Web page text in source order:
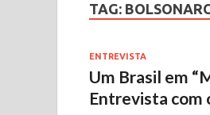
TAG:
ENTREVISTA
Um Brasil em
Entrevista com